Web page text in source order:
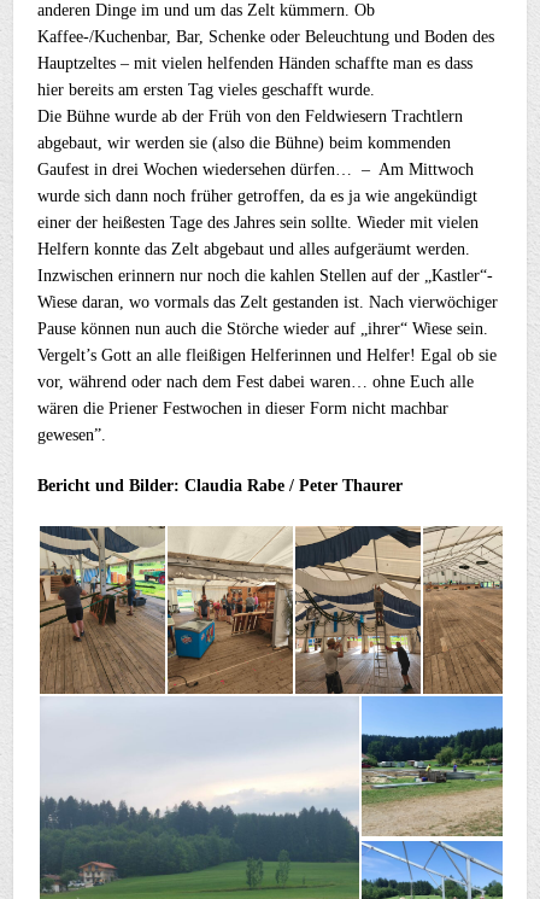
anderen Dinge im und um das Zelt kümmern. Ob
Kaffee-/Kuchenbar, Bar, Schenke oder Beleuchtung und Boden des
Hauptzeltes – mit vielen helfenden Händen schaffte man es dass
hier bereits am ersten Tag vieles geschafft wurde.
Die Bühne wurde ab der Früh von den Feldwiesern Trachtlern
abgebaut, wir werden sie (also die Bühne) beim kommenden
Gaufest in drei Wochen wiedersehen dürfen… – Am Mittwoch
wurde sich dann noch früher getroffen, da es ja wie angekündigt
einer der heißesten Tage des Jahres sein sollte. Wieder mit vielen
Helfern konnte das Zelt abgebaut und alles aufgeräumt werden.
Inzwischen erinnern nur noch die kahlen Stellen auf der „Kastler“-
Wiese daran, wo vormals das Zelt gestanden ist. Nach vierwöchiger
Pause können nun auch die Störche wieder auf „ihrer“ Wiese sein.
Vergelt’s Gott an alle fleißigen Helferinnen und Helfer! Egal ob sie
vor, während oder nach dem Fest dabei waren… ohne Euch alle
wären die Priener Festwochen in dieser Form nicht machbar
gewesen”.
Bericht und Bilder: Claudia Rabe / Peter Thaurer